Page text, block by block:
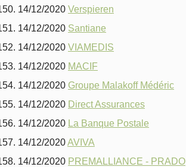
14/12/2020 Verspieren
14/12/2020 Santiane
14/12/2020 VIAMEDIS
14/12/2020 MACIF
14/12/2020 Groupe Malakoff Médéric
14/12/2020 Direct Assurances
14/12/2020 La Banque Postale
14/12/2020AVIVA
14/12/2020 PREMALLIANCE - PRADO